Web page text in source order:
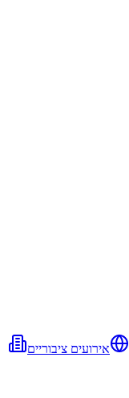
אירועים ציבוריים